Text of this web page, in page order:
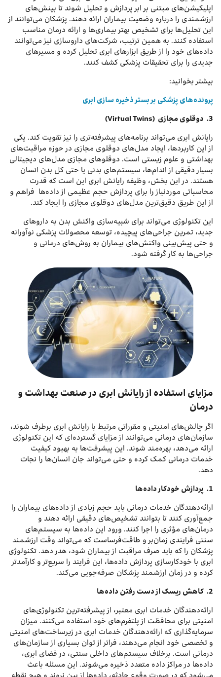
اپلیکیشن‌های مبتنی بر ابر پردازش و تحلیل شوند تا بینش‌های
ارزشمندی را درباره وضعیت بیماران ارائه دهند. پزشکان می‌توانند از
این تحلیل‌ها برای تشخیص بهتر بیماری‌ها و ارائه درمان مناسب
استفاده کنند. به همین ترتیب، شرکت‌های داروسازی نیز می‌توانند
داده‌های خود را از طریق ابزارهای ابری تحلیل کرده و مسیرهای
جدیدی را برای تحقیقات پزشکی کشف کنند.
بیشتر بخوانید:
پرونده‌های پزشکی بر بستر ذخیره سازی ابری
3. دوقلوی مجازی (Virtual Twins)
رایانش ابری می‌تواند برنامه‌های پیشرفته‌تری را نیز تقویت کند. یکی
از این کاربردها، ایجاد مدل‌های دوقلوی مجازی در حوزه مراقبت‌های
بهداشتی و علوم زیستی است. دوقلوهای مجازی مدل‌های دیجیتالی
بسیار دقیقی از اندام‌ها، سیستم‌های بدنی یا حتی کل بدن انسان
هستند. در این بخش، وظیفه رایانش ابری این است که قدرت
محاسباتی موردنیاز را برای پردازش حجم عظیمی از داده‌ها فراهم و
از این طریق دقیق‌ترین مدل‌های دوقلوی مجازی را ایجاد کند.
این تکنولوژی می‌تواند برای شبیه‌سازی واکنش بدن به داروهای
جدید، تمرین جراحی‌های پیچیده، توسعه محصولات پزشکی نوآورانه
و حتی پیش‌بینی واکنش‌های بیماران به روش‌های درمانی و
جراحی‌ها به کار گرفته شود.
مزایای استفاده از رایانش ابری در صنعت بهداشت و
درمان
اگر چالش‌های امنیتی و مقرراتی مرتبط با رایانش ابری برطرف شوند،
سازمان‌های درمانی می‌توانند از مزایای گسترده‌ای که این تکنولوژی
ارائه می‌دهد، بهره‌مند شوند. این پیشرفت‌ها به بهبود کیفیت
خدمات درمانی کمک کرده و حتی می‌تواند جان انسان‌ها را نجات
دهد.
1. پ
ردازش خودکار داده‌ها
ارائه‌دهندگان خدمات درمانی باید حجم زیادی از داده‌های بیماران را
جمع‌آوری کنند تا بتوانند تشخیص‌های دقیقی ارائه دهند و
درمان‌های مؤثری را اجرا کنند. ورود این داده‌ها به سیستم‌های
سنتی فرایندی زمان‌بر و طاقت‌فرساست که می‌تواند وقت ارزشمند
پزشکان را که باید صرف مراقبت از بیماران شود، هدر دهد. تکنولوژی
ابری با خودکارسازی پردازش داده‌ها، این فرایند را سریع‌تر و کارآمدتر
کرده و در زمان ارزشمند پزشکان صرفه‌جویی می‌کند.
2. کاهش ریسک از دست رفتن داده‌ها
ارائه‌دهندگان خدمات ابری معتبر، از پیشرفته‌ترین تکنولوژی‌های
امنیتی برای محافظت از پلتفرم‌های خود استفاده می‌کنند. میزان
سرمایه‌گذاری که ارائه‌دهندگان خدمات ابری در زیرساخت‌های امنیتی
و تخصصی خود انجام می‌دهند، فراتر از توان بسیاری از سازمان‌های
درمانی است. برخلاف سیستم‌های داخلی سنتی، در فضای ابری،
داده‌ها در مراکز داده متعدد ذخیره می‌شوند. این مسئله باعث